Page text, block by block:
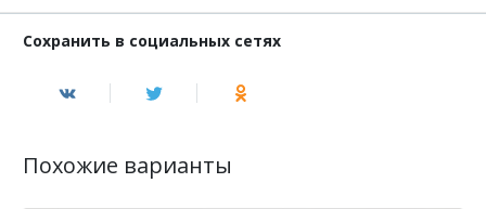
Сохранить в социальных сетях
Похожие варианты